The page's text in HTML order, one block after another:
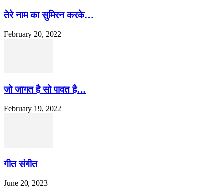
तेरे नाम का सुमिरन करके…
February 20, 2022
जो जागत है सो पावत है…
February 19, 2022
गीत संगीत
June 20, 2023